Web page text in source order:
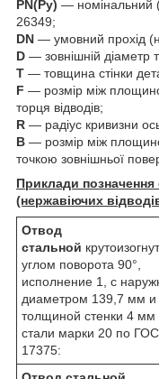
PN(Ру) — номінальний
26349;
DN — умовний прохід
D — зовнішній діаметр
T — товщина стінки
F — розмір між
торця відводів;
R — радіус кривизни
B — розмір між
точкою зовнішньої
Приклади позначення
(нержавіючих
Отвод
стальной
углом поворота 90°,
исполнение 1, с
диаметром 139,7 мм и
толщиной стенки 4 мм
стали марки 20 по
17375: